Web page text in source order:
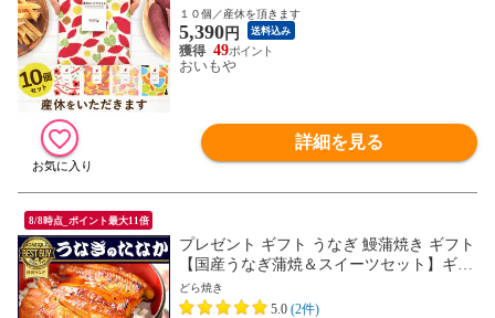
ト】 送料無料 人気 スイーツ お菓子 産休
お祝い返し お返し 芋けんぴ ※指定OK！
１０個／産休を頂きます
5,390円 送料込み
49
おいもや
詳細を見る
8/8時点_ポイント最大11倍
プレゼント ギフト うなぎ 鰻蒲焼き ギフト
【国産うなぎ蒲焼＆スイーツセット】ギフ
ト 贈り物 鰻 【どら焼き】和菓子 pon2 蒲
焼 85～95g ※ご指定日にお届け
どら焼き
5.0 (2件)